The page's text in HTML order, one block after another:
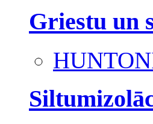
Griestu un